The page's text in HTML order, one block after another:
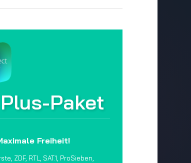
Paket
Freiheit!
ZDF, RTL, SAT.1, ProSieben,